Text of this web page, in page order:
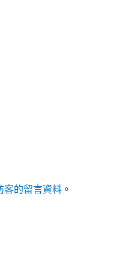
的留言資料 。